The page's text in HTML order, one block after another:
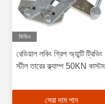
ভিডিও
রেডিয়াল লকিং গ্রিপ অ্যান্টি ট্রিভিং
স্টীল তারের ক্ল্যাম্প 50KN কাস্টম
সেরা দাম পান